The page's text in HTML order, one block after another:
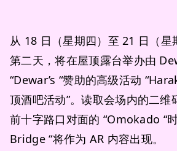
从 18 日（星期四）至 21 日（星
第二天，将在屋顶露台举办由
“Dewar’s “赞助的高级活动
顶酒吧活动”。读取会场内的二维
前十字路口对面的 “Omokado “
Bridge “将作为 AR 内容出现。